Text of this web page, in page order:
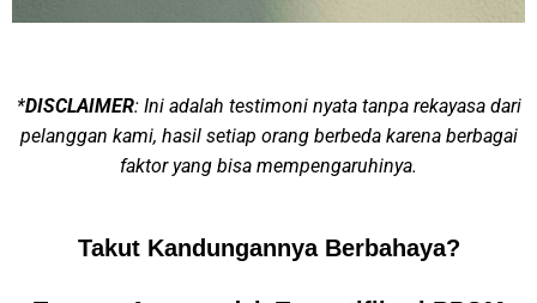
*DISCLAIMER: Ini adalah testimoni nyata tanpa rekayasa dari
pelanggan kami, hasil setiap orang berbeda karena berbagai
faktor yang bisa mempengaruhinya.
Takut Kandungannya Berbahaya?